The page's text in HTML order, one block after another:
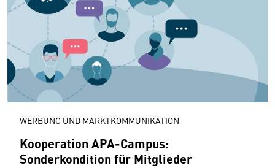
WERBUNG UND MARKTKOMMUNIKATION
Kooperation APA-Campus:
Sonderkondition für Mitglieder